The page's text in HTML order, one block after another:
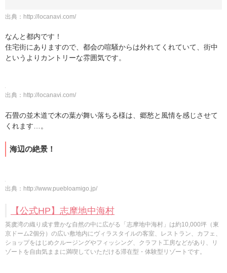
出典： http://locanavi.com/
なんと都内です！
住宅街にありますので、都会の喧騒からは外れてくれていて、街中
というよりカントリーな雰囲気です。
出典： http://locanavi.com/
石畳の並木道で木の葉が舞い落ちる様は、郷愁と風情を感じさせて
くれます…。
海辺の絶景！
出典： http://www.puebloamigo.jp/
【公式HP】志摩地中海村
英虞湾の織り成す豊かな自然の中に広がる「志摩地中海村」は約10,000坪（東
京ドーム2個分）の広い敷地内にヴィラスタイルの客室、レストラン、カフェ、
ショップをはじめクルージングやフィッシング、クラフト工房などがあり、リ
ゾートを自由気ままに満喫していただける滞在型・体験型リゾートです。